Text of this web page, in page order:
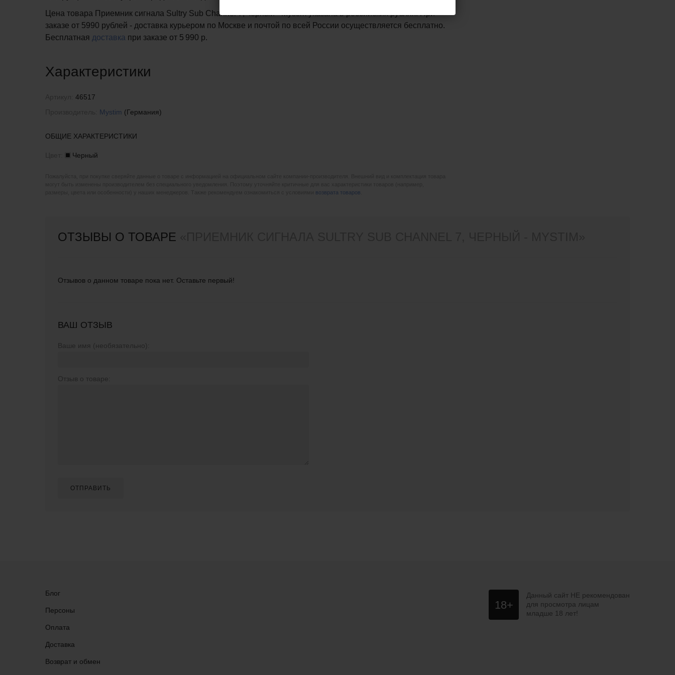
Цена товара Приемник сигнала Sultry Sub Channel 7, черный - Mystim указана в российских рублях. При
заказе от 5990 рублей - доставка курьером по Москве и почтой по всей России осуществляется бесплатно.
Бесплатная доставка при заказе от 5 990 р.
Характеристики
46517
Mystim (Германия)
ОБЩИЕ ХАРАКТЕРИСТИКИ
Черный
возврата товаров
ОТЗЫВЫ О ТОВАРЕ
Отзывов о данном товаре пока нет. Оставьте первый!
ВАШ ОТЗЫВ
Ваше имя (необязательно):
Отзыв о товаре:
ОТПРАВИТЬ
Блог
Персоны
Оплата
Доставка
Возврат и обмен
18+
Данный сайт НЕ рекомендован
для просмотра лицам
младше 18 лет!